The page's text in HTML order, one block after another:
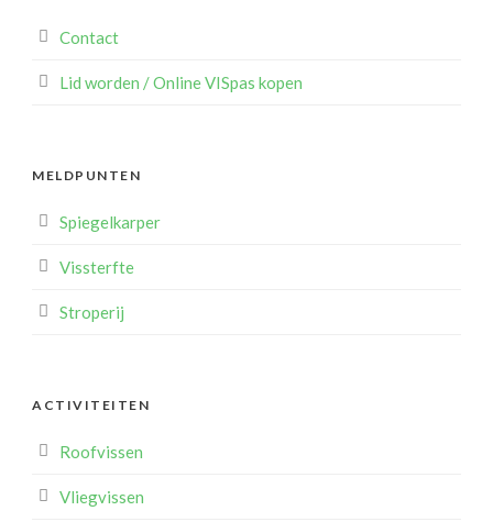
Contact
Lid worden / Online VISpas kopen
MELDPUNTEN
Spiegelkarper
Vissterfte
Stroperij
ACTIVITEITEN
Roofvissen
Vliegvissen